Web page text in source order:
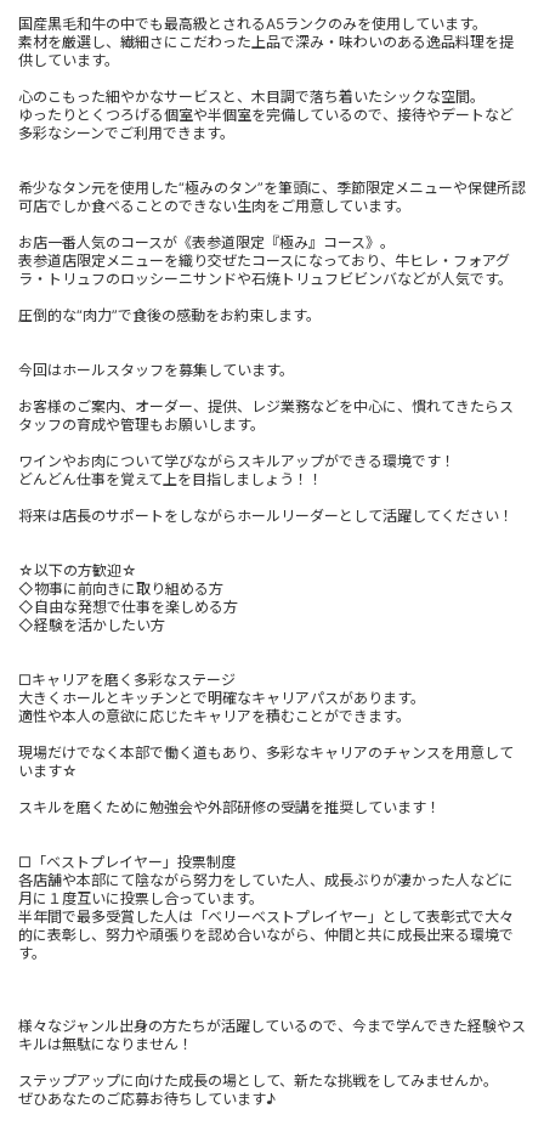
国産黒毛和牛の中でも最高級とされるA5ランクのみを使用しています。
素材を厳選し、繊細さにこだわった上品で深み・味わいのある逸品料理を提
供しています。
心のこもった細やかなサービスと、木目調で落ち着いたシックな空間。
ゆったりとくつろげる個室や半個室を完備しているので、接待やデートなど
多彩なシーンでご利用できます。
希少なタン元を使用した“極みのタン”を筆頭に、季節限定メニューや保健所認
可店でしか食べることのできない生肉をご用意しています。
お店一番人気のコースが《表参道限定『極み』コース》。
表参道店限定メニューを織り交ぜたコースになっており、牛ヒレ・フォアグ
ラ・トリュフのロッシーニサンドや石焼トリュフビビンバなどが人気です。
圧倒的な“肉力”で食後の感動をお約束します。
今回はホールスタッフを募集しています。
お客様のご案内、オーダー、提供、レジ業務などを中心に、慣れてきたらス
タッフの育成や管理もお願いします。
ワインやお肉について学びながらスキルアップができる環境です！
どんどん仕事を覚えて上を目指しましょう！！
将来は店長のサポートをしながらホールリーダーとして活躍してください！
☆以下の方歓迎☆
◇物事に前向きに取り組める方
◇自由な発想で仕事を楽しめる方
◇経験を活かしたい方
□キャリアを磨く多彩なステージ
大きくホールとキッチンとで明確なキャリアパスがあります。
適性や本人の意欲に応じたキャリアを積むことができます。
現場だけでなく本部で働く道もあり、多彩なキャリアのチャンスを用意して
います☆
スキルを磨くために勉強会や外部研修の受講を推奨しています！
□「ベストプレイヤー」投票制度
各店舗や本部にて陰ながら努力をしていた人、成長ぶりが凄かった人などに
月に１度互いに投票し合っています。
半年間で最多受賞した人は「ベリーベストプレイヤー」として表彰式で大々
的に表彰し、努力や頑張りを認め合いながら、仲間と共に成長出来る環境で
す。
様々なジャンル出身の方たちが活躍しているので、今まで学んできた経験やス
キルは無駄になりません！
ステップアップに向けた成長の場として、新たな挑戦をしてみませんか。
ぜひあなたのご応募お待ちしています♪